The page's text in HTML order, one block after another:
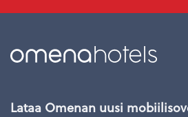
Lataa Omenan uusi